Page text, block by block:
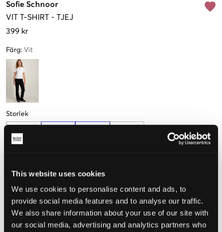
This website uses cookies
We use cookies to personalise content and ads, to
provide social media features and to analyse our traffic.
We also share information about your use of our site with
our social media, advertising and analytics partners who
Sofie Schnoor
VIT T-SHIRT - TJEJ
399 kr
Färg: Vit
Storlek
140 cm
Upplevd storlek
Liten Perfekt Stor
STORLEKSGUIDE